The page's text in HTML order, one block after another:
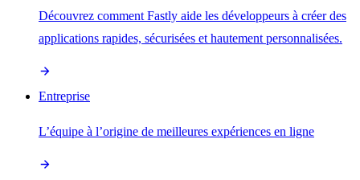
Découvrez comment Fastly aide les développeurs à créer des
applications rapides, sécurisées et hautement personnalisées.
Entreprise
L’équipe à l’origine de meilleures expériences en ligne